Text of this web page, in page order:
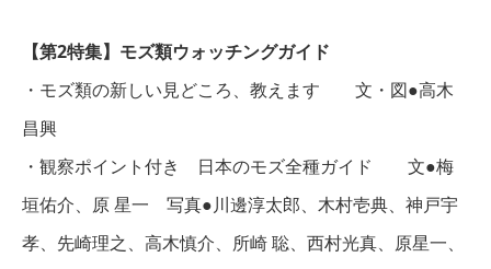
【第2特集】モズ類ウォッチングガイド
・モズ類の新しい見どころ、教えます 文・図●高木
昌興
・観察ポイント付き 日本のモズ全種ガイド 文●梅
垣佑介、原 星一 写真●川邊淳太郎、木村壱典、神戸宇
孝、先崎理之、高木慎介、所崎 聡、西村光真、原星一、